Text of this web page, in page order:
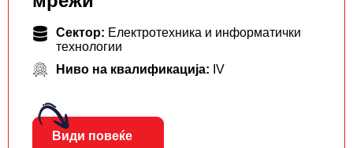
Сектор: Електротехника и информатички
технологии
Ниво на квалификација: IV
Види повеќе